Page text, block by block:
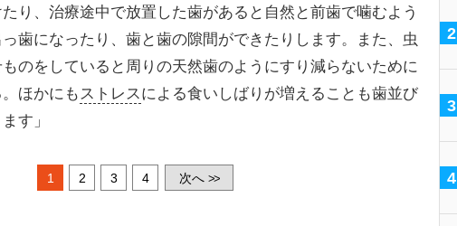
り、治療途中で放置した歯があると自然と前歯で噛むよう
歯になったり、歯と歯の隙間ができたりします。また、虫
のをしていると周りの天然歯のようにすり減らないために
ほかにもストレスによる食いしばりが増えることも歯並び
す」
1 2 3 4 次へ >>
2
3
4